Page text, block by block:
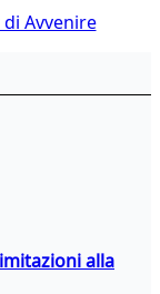
Avvenire
alla